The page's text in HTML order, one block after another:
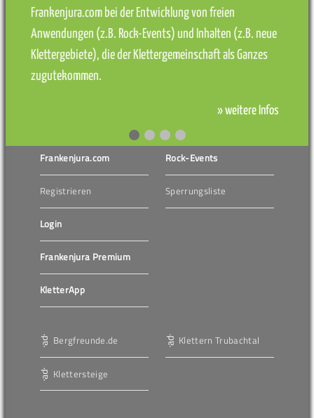
Frankenjura.com bei der Entwicklung von freien
Anwendungen (z.B. Rock-Events) und Inhalten (z.B. neue
Klettergebiete), die der Klettergemeinschaft als Ganzes
zugutekommen.
» weitere Infos
Frankenjura.com
Registrieren
Login
Frankenjura Premium
KletterApp
Rock-Events
Sperrungsliste
Bergfreunde.de
Klettersteige
Klettern Trubachtal